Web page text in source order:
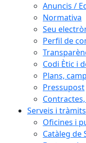
Anuncis /
Normativa
Seu
Perfil de
Codi Ètic i
Plans,
Pressupost
Serveis i tràmits
Oficines i
Catàleg de